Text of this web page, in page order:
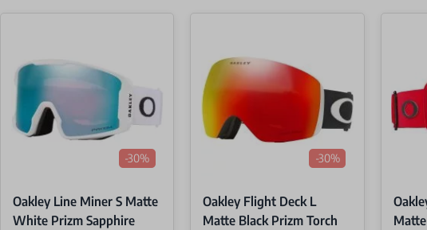
-30%
Oakley Line Miner S Matte
White Prizm Sapphire
-30%
Oakley Flight Deck L
Matte Black Prizm Torch